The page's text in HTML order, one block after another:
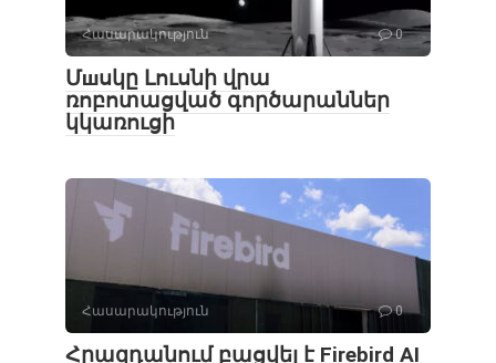
Հասարակություն 0
Մшսկը Լուսնի վրա
ռոբոտացված գործարաններ
կկառուցի
Հասարակություն 0
Հրազդանում բացվել է Firebird AI